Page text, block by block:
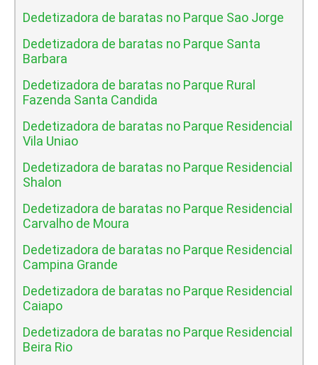
Dedetizadora de baratas no Parque Sao Jorge
Dedetizadora de baratas no Parque Santa
Barbara
Dedetizadora de baratas no Parque Rural
Fazenda Santa Candida
Dedetizadora de baratas no Parque Residencial
Vila Uniao
Dedetizadora de baratas no Parque Residencial
Shalon
Dedetizadora de baratas no Parque Residencial
Carvalho de Moura
Dedetizadora de baratas no Parque Residencial
Campina Grande
Dedetizadora de baratas no Parque Residencial
Caiapo
Dedetizadora de baratas no Parque Residencial
Beira Rio